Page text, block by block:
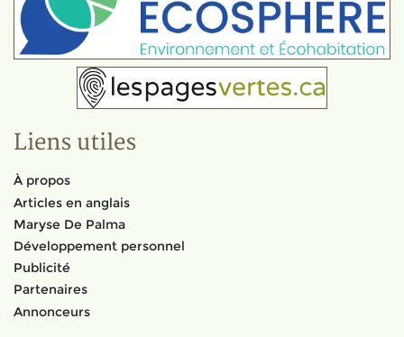
Liens utiles
À propos
Articles en anglais
Maryse De Palma
Développement personnel
Publicité
Partenaires
Annonceurs